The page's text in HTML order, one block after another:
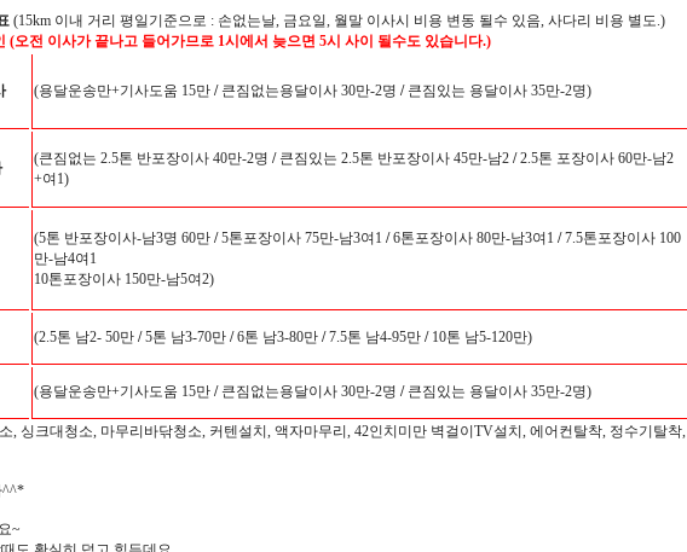
(15km 이내 거리 평일기준으로 : 손없는날, 금요일, 월말 이사시 비용 변동 될수 있음, 사다리 비용 별도.)
(오전 이사가 끝나고 들어가므로 1시에서 늦으면 5시 사이 될수도 있습니다.)
(용달운송만+기사도움 15만 /큰짐없는용달이사 30만-2명 /큰짐있는 용달이사 35만-2명)
(큰짐없는 2.5톤 반포장이사 40만-2명 /큰짐있는 2.5톤 반포장이사 45만-남2 /2.5톤 포장이사 60만-남2
+여1)
(5톤 반포장이사-남3명 60만 /5톤포장이사 75만-남3여1 /6톤포장이사 80만-남3여1 /7.5톤포장이사 100
만-남4여1
10톤포장이사 150만-남5여2)
(2.5톤 남2- 50만 /5톤 남3-70만 /6톤 남3-80만 /7.5톤 남4-95만 /10톤 남5-120만)
(용달운송만+기사도움 15만 /큰짐없는용달이사 30만-2명 /큰짐있는 용달이사 35만-2명)
, 싱크대청소, 마무리바닦청소, 커텐설치, 액자마무리, 42인치미만 벽걸이TV설치, 에어컨탈착, 정수기탈착,
^^*
~